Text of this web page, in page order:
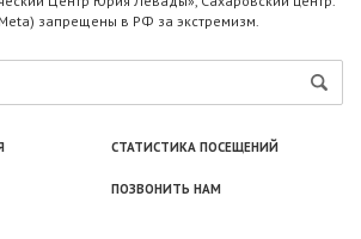
запрещены в РФ за экстремизм.
СТАТИСТИКА ПОСЕЩЕНИЙ
ПОЗВОНИТЬ НАМ